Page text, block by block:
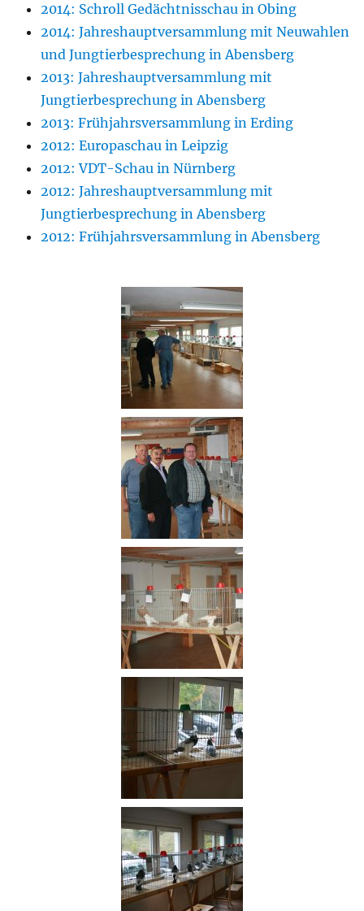
2014: Schroll Gedächtnisschau in Obing
2014: Jahreshauptversammlung mit Neuwahlen
und Jungtierbesprechung in Abensberg
2013: Jahreshauptversammlung mit
Jungtierbesprechung in Abensberg
2013: Frühjahrsversammlung in Erding
2012: Europaschau in Leipzig
2012: VDT-Schau in Nürnberg
2012: Jahreshauptversammlung mit
Jungtierbesprechung in Abensberg
2012: Frühjahrsversammlung in Abensberg